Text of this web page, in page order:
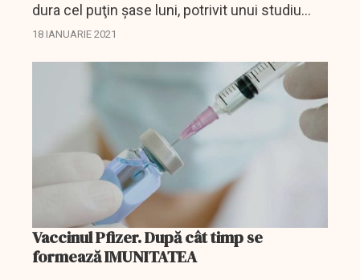
dura cel puţin şase luni, potrivit unui studiu
publicat luni de revista Nature şi realizat
18 IANUARIE 2021
Vaccinul Pfizer. După cât timp se
formează IMUNITATEA